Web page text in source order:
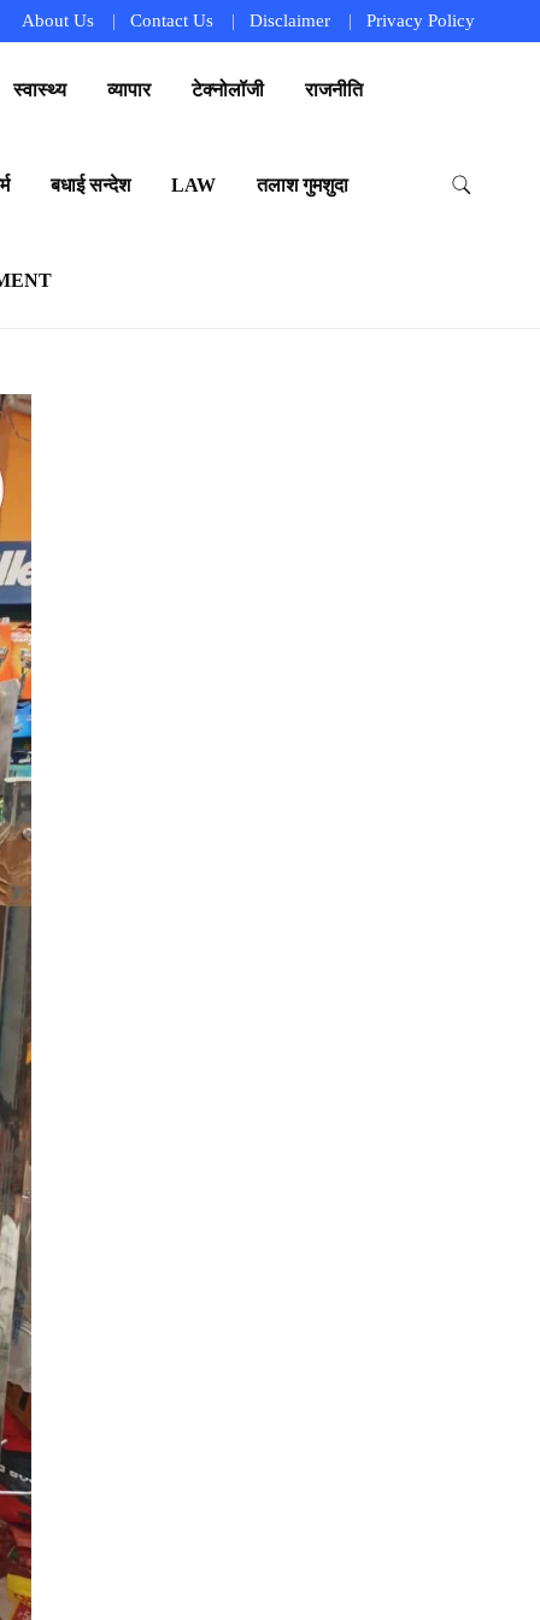
About Us Contact Us Disclaimer Privacy Policy
स्वास्थ्य व्यापार टेक्नोलॉजी राजनीति
बधाई सन्देश LAW तलाश गुमशुदा